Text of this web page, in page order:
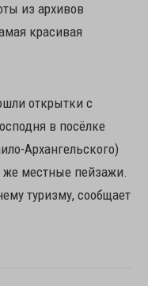
из архивов
красивая
открытки с
в посёлке
Архангельского)
же местные пейзажи.
туризму, сообщает